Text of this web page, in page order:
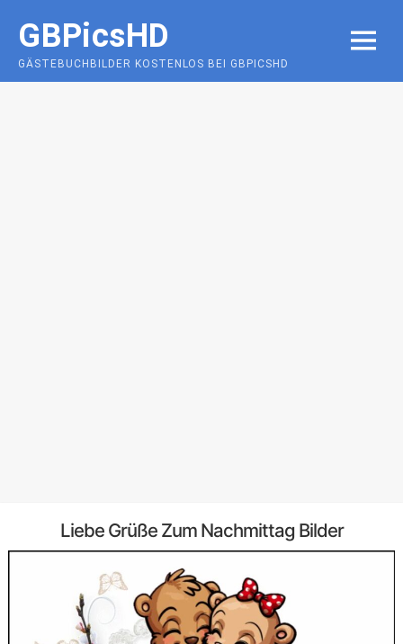
content
GBPicsHD
GÄSTEBUCHBILDER KOSTENLOS BEI GBPICSHD
MENU
Liebe Grüße Zum Nachmittag Bilder